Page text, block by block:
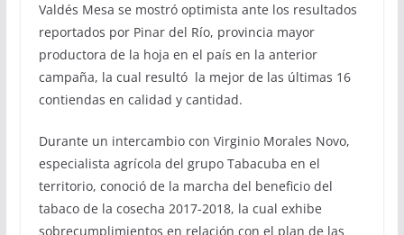
Valdés Mesa se mostró optimista ante los resultados
reportados por Pinar del Río, provincia mayor
productora de la hoja en el país en la anterior
campaña, la cual resultó la mejor de las últimas 16
contiendas en calidad y cantidad.
Durante un intercambio con Virginio Morales Novo,
especialista agrícola del grupo Tabacuba en el
territorio, conoció de la marcha del beneficio del
tabaco de la cosecha 2017-2018, la cual exhibe
sobrecumplimientos en relación con el plan de las